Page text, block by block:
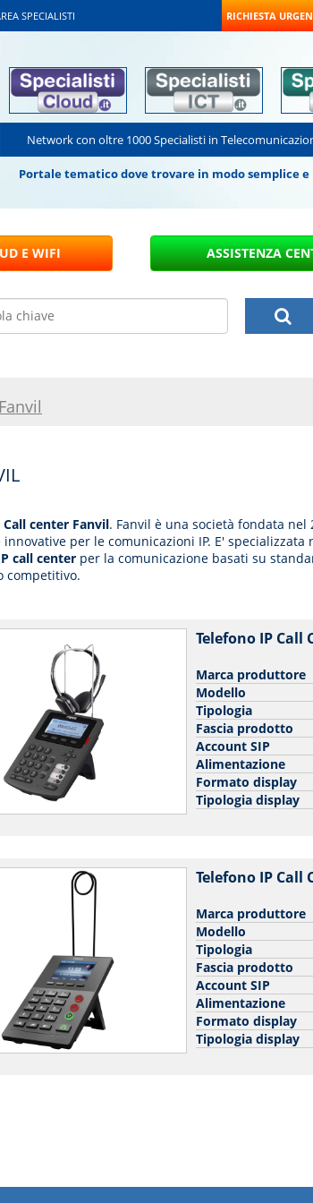
SPECIALISTI RICHIESTA
Network con oltre 1000 Specialisti in
Portale tematico dove trovare in modo semplice
Fanvil
center Fanvil. Fanvil è una società fondata
per le comunicazioni IP. E'
call center per la comunicazione basati su
competitivo.
Telefono IP Call
Marca produttore
Modello
Tipologia
Fascia prodotto
Account SIP
Alimentazione
Formato display
Tipologia display
Telefono IP Call
Marca produttore
Modello
Tipologia
Fascia prodotto
Account SIP
Alimentazione
Formato display
Tipologia display